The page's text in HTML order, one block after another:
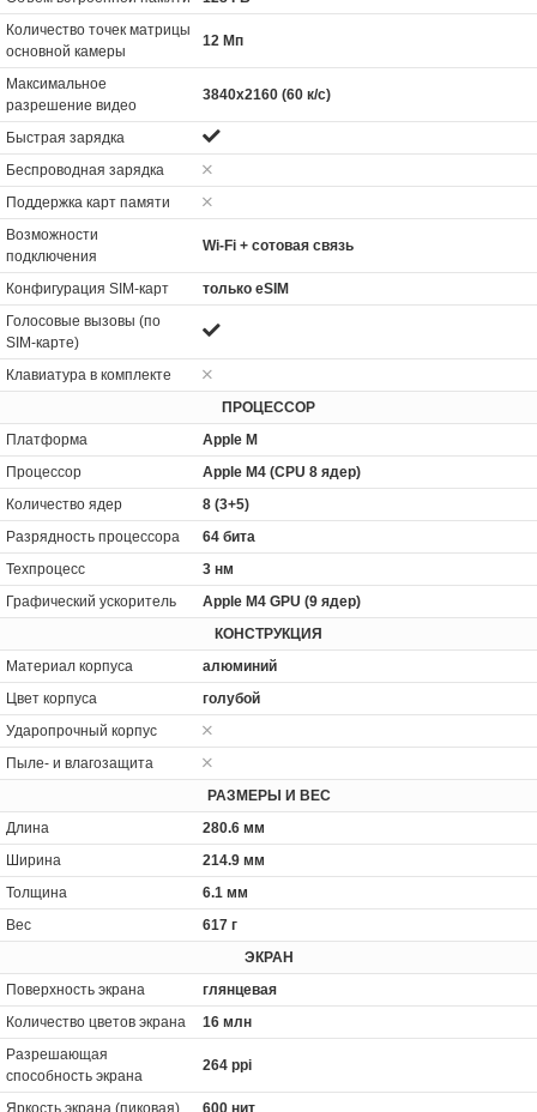
Количество точек матрицы
основной камеры
12 Мп
Максимальное
разрешение видео
3840x2160 (60 к/с)
Быстрая зарядка
Беспроводная зарядка
Поддержка карт памяти
Возможности
подключения
Wi-Fi + сотовая связь
Конфигурация SIM-карт
только eSIM
Голосовые вызовы (по
SIM-карте)
Клавиатура в комплекте
ПРОЦЕССОР
Платформа
Apple M
Процессор
Apple M4 (CPU 8 ядер)
Количество ядер
8 (3+5)
Разрядность процессора
64 бита
Техпроцесс
3 нм
Графический ускоритель
Apple M4 GPU (9 ядер)
КОНСТРУКЦИЯ
Материал корпуса
алюминий
Цвет корпуса
голубой
Ударопрочный корпус
Пыле- и влагозащита
РАЗМЕРЫ И ВЕС
Длина
280.6 мм
Ширина
214.9 мм
Толщина
6.1 мм
Вес
617 г
ЭКРАН
Поверхность экрана
глянцевая
Количество цветов экрана
16 млн
Разрешающая
способность экрана
264 ppi
Яркость экрана (пиковая) 600 нит